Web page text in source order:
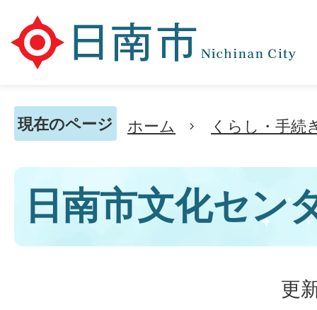
現在のページ ホーム くらし・手続
日南市文化セン
更